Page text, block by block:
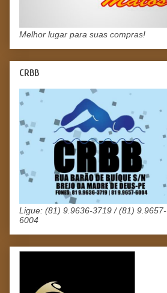
Melhor lugar para suas compras!
CRBB
Ligue: (81) 9.9636-3719 / (81) 9.9657-
6004